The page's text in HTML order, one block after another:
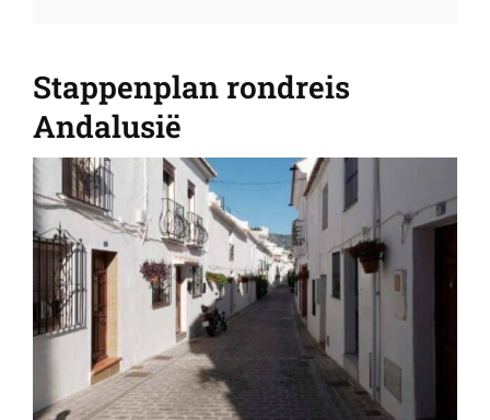
Stappenplan rondreis
Andalusië